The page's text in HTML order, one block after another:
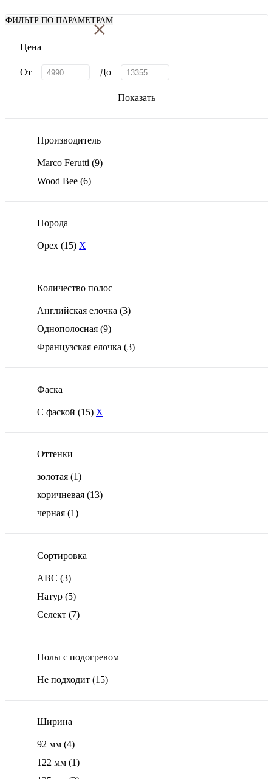
ФИЛЬТР ПО ПАРАМЕТРАМ
×
Цена
От До
Показать
Производитель
Marco Ferutti (9)
Wood Bee (6)
Порода
Орех (15) X
Количество полос
Английская елочка (3)
Однополосная (9)
Французская елочка (3)
Фаска
С фаской (15) X
Оттенки
золотая (1)
коричневая (13)
черная (1)
Сортировка
ABС (3)
Натур (5)
Селект (7)
Полы с подогревом
Не подходит (15)
Ширина
92 мм (4)
122 мм (1)